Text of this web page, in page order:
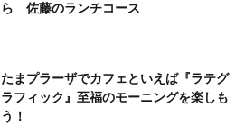
ら 佐藤のランチコース
たまプラーザでカフェといえば『ラテグ
ラフィック』至福のモーニングを楽しも
う！